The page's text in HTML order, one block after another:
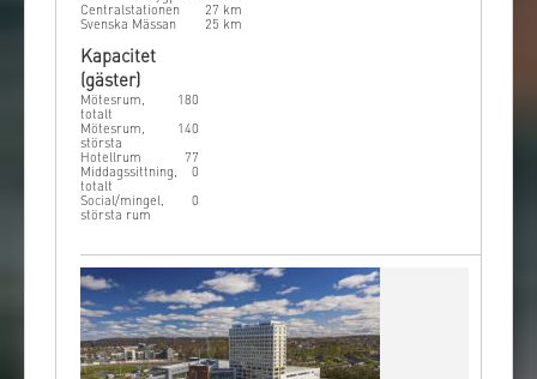
och smidigt att ta sig in till Göteborg.
Centralstationen
27 km
Svenska Mässan
25 km
Kapacitet
(gäster)
Mötesrum,
totalt
180
Mötesrum,
största
140
Hotellrum
77
Middagssittning,
totalt
0
Social/mingel,
största rum
0